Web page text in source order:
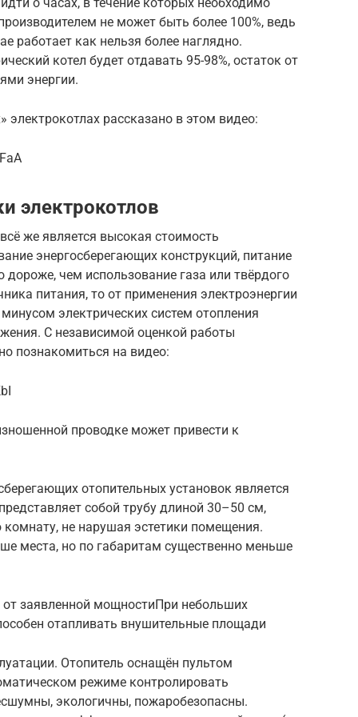
не может быть более 100%, ведь
работает как нельзя более наглядно.
котел будет отдавать 95-98%, остаток от
энергии.
рассказано в этом видео:
электрокотлов
же является высокая стоимость
энергосберегающих конструкций, питание
дороже, чем использование газа или твёрдого
питания, то от применения электроэнергии
электрических систем отопления
С независимой оценкой работы
познакомиться на видео:
проводке может привести к
отопительных установок является
собой трубу длиной 30–50 см,
не нарушая эстетики помещения.
места, но по габаритам существенно меньше
от заявленной мощностиПри небольших
отапливать внушительные площади
Отопитель оснащён пультом
режиме контролировать
экологичны, пожаробезопасны.